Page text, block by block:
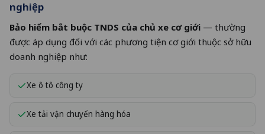
nghiệp
Bảo hiểm bắt buộc TNDS của chủ xe cơ giới — thường
được áp dụng đối với các phương tiện cơ giới thuộc sở hữu
doanh nghiệp như:
Xe ô tô công ty
Xe tải vận chuyển hàng hóa